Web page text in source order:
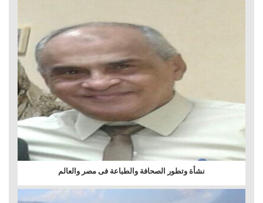
نشأة وتطور الصحافة والطباعة فى مصر والعالم